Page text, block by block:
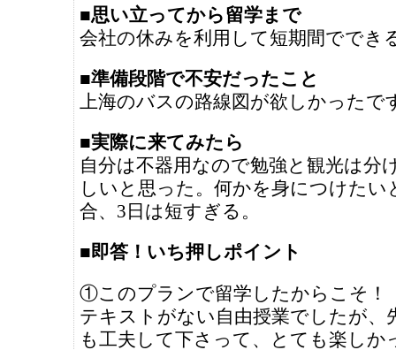
■思い立ってから留学まで
会社の休みを利用して短期間ででき
■準備段階で不安だったこと
上海のバスの路線図が欲しかったで
■実際に来てみたら
自分は不器用なので勉強と観光は分
しいと思った。何かを身につけたい
合、3日は短すぎる。
■即答！いち押しポイント
①このプランで留学したからこそ！
テキストがない自由授業でしたが、
も工夫して下さって、とても楽しか